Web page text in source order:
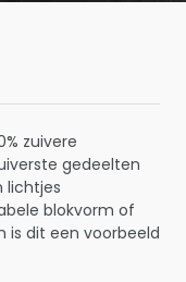
zuivere
gedeelten
lichtjes
blokvorm of
is dit een voorbeeld